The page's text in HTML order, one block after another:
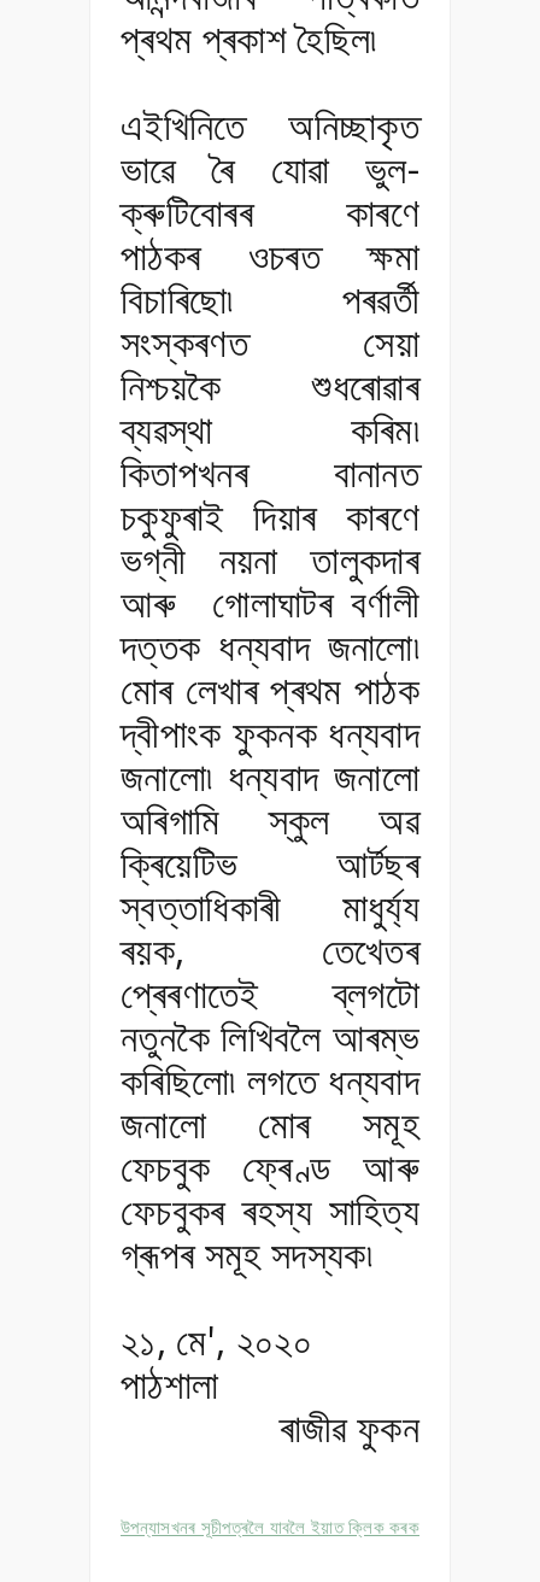
প্ৰথম প্ৰকাশ হৈছিল৷
এইখিনিতে অনিচ্ছাকৃত
ভাৱে ৰৈ যোৱা ভুল-
ক্ৰুটিবোৰৰ কাৰণে
পাঠকৰ ওচৰত ক্ষমা
বিচাৰিছো৷ পৰৱৰ্তী
সংস্কৰণত সেয়া
নিশ্চয়কৈ শুধৰোৱাৰ
ব্যৱস্থা কৰিম৷
কিতাপখনৰ বানানত
চকুফুৰাই দিয়াৰ কাৰণে
ভগ্নী নয়না তালুকদাৰ
আৰু গোলাঘাটৰ বৰ্ণালী
দত্তক ধন্যবাদ জনালো৷
মোৰ লেখাৰ প্ৰথম পাঠক
দ্বীপাংক ফুকনক ধন্যবাদ
জনালো৷ ধন্যবাদ জনালো
অৰিগামি স্কুল অৱ
ক্ৰিয়েটিভ আৰ্টছৰ
স্বত্তাধিকাৰী মাধুৰ্য্য
ৰয়ক, তেখেতৰ
প্ৰেৰণাতেই ব্লগটো
নতুনকৈ লিখিবলৈ আৰম্ভ
কৰিছিলো৷ লগতে ধন্যবাদ
জনালো মোৰ সমূহ
ফেচবুক ফ্ৰেণ্ড আৰু
ফেচবুকৰ ৰহস্য সাহিত্য
গ্ৰূপৰ সমূহ সদস্যক৷
২১, মে', ২০২০
পাঠশালা
ৰাজীৱ ফুকন
উপন্যাসখনৰ সূচীপত্ৰলৈ যাবলৈ ইয়াত ক্লিক কৰক